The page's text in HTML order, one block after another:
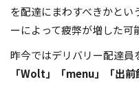
を配達にまわすべきかとい
ーによって疲弊が増した可
昨今ではデリバリー配達員
「Wolt」「menu」「出